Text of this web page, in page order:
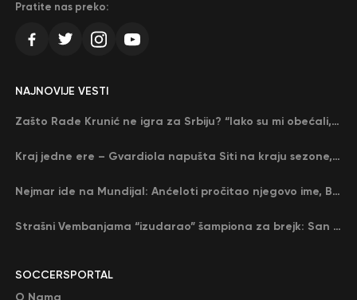
Pratite nas preko:
SOCCERSPORTAL
NAJNOVIJE VESTI
Zašto Rade Krunić ne igra za Srbiju? “Iako su mi obećali, niko me nije zvao…”
Kraj jedne ere – Gvardiola napušta Siti na kraju sezone, menja ga njegov nekadašnji rival
Nejmar ide na Mundijal: Anćeloti pročitao njegovo ime, Brazil u delirijumu (VIDEO)
Strašni Vembanjama “izudarao” šampiona za brejk: San Antonio poveo protiv Oklahome